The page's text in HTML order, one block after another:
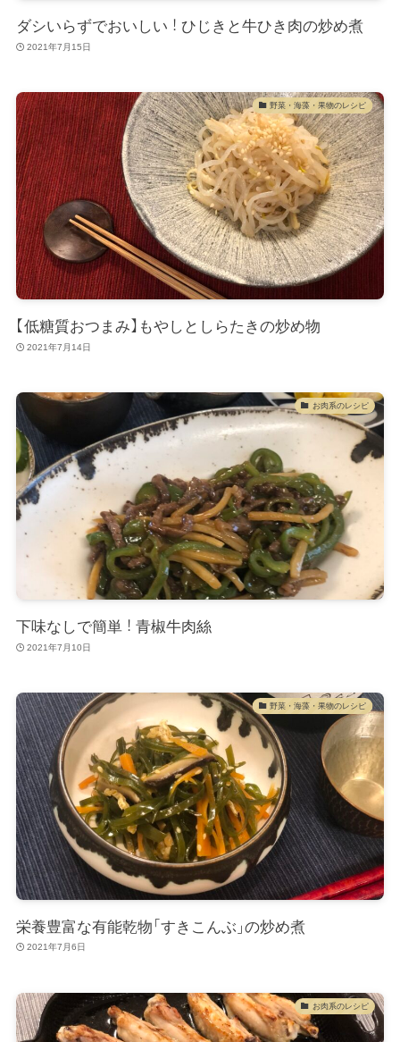
ダシいらずでおいしい！ひじきと牛ひき肉の炒め煮
2021年7月15日
野菜・海藻・果物のレシピ
【低糖質おつまみ】もやしとしらたきの炒め物
2021年7月14日
お肉系のレシピ
下味なしで簡単！青椒牛肉絲
2021年7月10日
野菜・海藻・果物のレシピ
栄養豊富な有能乾物「すきこんぶ」の炒め煮
2021年7月6日
お肉系のレシピ